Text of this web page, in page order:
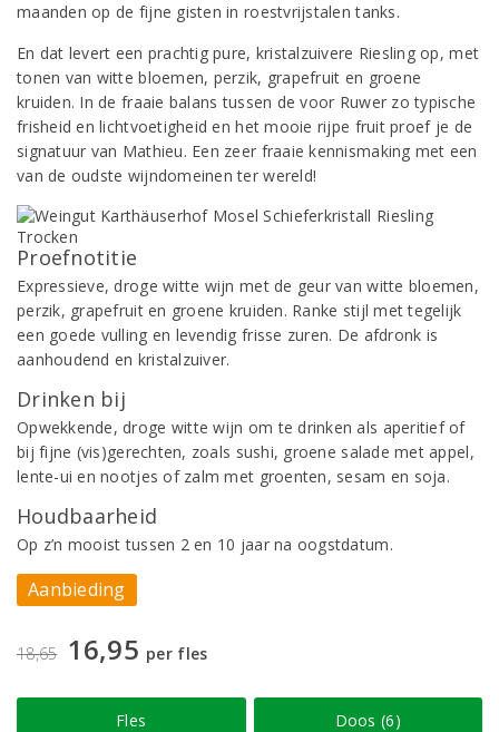
maanden op de fijne gisten in roestvrijstalen tanks.
En dat levert een prachtig pure, kristalzuivere Riesling op, met
tonen van witte bloemen, perzik, grapefruit en groene
kruiden. In de fraaie balans tussen de voor Ruwer zo typische
frisheid en lichtvoetigheid en het mooie rijpe fruit proef je de
signatuur van Mathieu. Een zeer fraaie kennismaking met een
van de oudste wijndomeinen ter wereld!
Proefnotitie
Expressieve, droge witte wijn met de geur van witte bloemen,
perzik, grapefruit en groene kruiden. Ranke stijl met tegelijk
een goede vulling en levendig frisse zuren. De afdronk is
aanhoudend en kristalzuiver.
Drinken bij
Opwekkende, droge witte wijn om te drinken als aperitief of
bij fijne (vis)gerechten, zoals sushi, groene salade met appel,
lente-ui en nootjes of zalm met groenten, sesam en soja.
Houdbaarheid
Op z’n mooist tussen 2 en 10 jaar na oogstdatum.
Aanbieding
18,65 16,95 per fles
Fles Doos (6)